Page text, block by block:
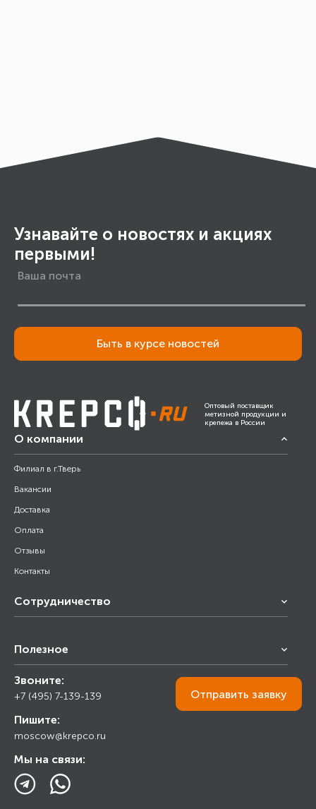
Узнавайте о новостях и акциях
первыми!
Быть в курсе новостей
Оптовый поставщик
метизной продукции и
крепежа в России
О компании
Филиал в г.Тверь
Вакансии
Доставка
Оплата
Отзывы
Контакты
Сотрудничество
Снабжение строительства
Торговым организациям
Полезное
Калькулятор
Прайс лист
Ответы на вопросы
Блог
Звоните:
+7 (495) 7-139-139
Пишите:
moscow@krepco.ru
Мы на связи:
Отправить заявку